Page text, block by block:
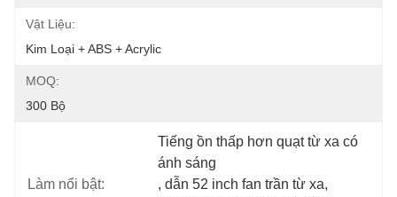
Vật Liệu:
Kim Loại + ABS + Acrylic
MOQ:
300 Bộ
Làm nổi bật:
Tiếng ồn thấp hơn quạt từ xa có
ánh sáng
, dẫn 52 inch fan trần từ xa,